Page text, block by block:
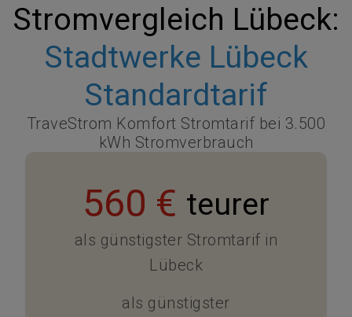
Stromvergleich Lübeck:
Stadtwerke Lübeck
Standardtarif
TraveStrom Komfort Stromtarif bei 3.500
kWh Stromverbrauch
560 € teurer
als günstigster Stromtarif in
Lübeck
als günstigster